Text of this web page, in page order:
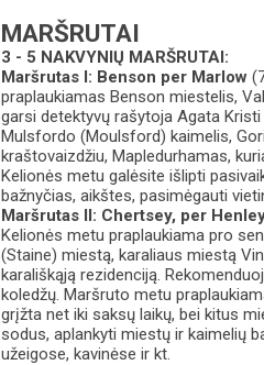
MARŠRUTAI
3 - 5 NAKVYNIŲ MARŠRUTAI:
Maršrutas I: Benson per Marlow
praplaukiamas Benson miestelis,
garsi detektyvų rašytoja Agata
Mulsfordo (Moulsford) kaimelis,
kraštovaizdžiu, Mapledurhamas,
Kelionės metu galėsite išlipti
bažnyčias, aikštes, pasimėgauti
Maršrutas II: Chertsey, per
Kelionės metu praplaukiama pro
(Staine) miestą, karaliaus miestą
karališkąją rezidenciją.
koledžų. Maršruto metu
grįžta net iki saksų laikų, bei kitus
sodus, aplankyti miestų ir kaimelių
užeigose, kavinėse ir kt.